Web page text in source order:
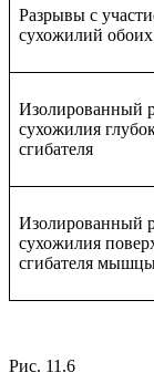
Разрывы с
сухожилий обоих
Изолированный
сухожилия
сгибателя
Изолированный
сухожилия
сгибателя
Рис. 11.6